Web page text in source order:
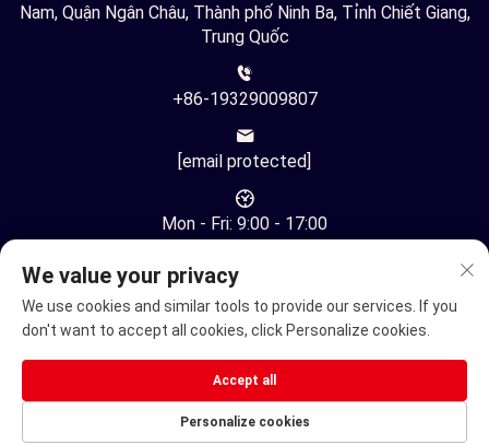
Nam, Quận Ngân Châu, Thành phố Ninh Ba, Tỉnh Chiết Giang,
Trung Quốc
+86-19329009807
[email protected]
Mon - Fri: 9:00 - 17:00
Bản quyền © Công ty TNHH Công nghệ Tự động Hóa Ninh Ba
Youhuan. Mọi quyền được bảo lưu. -
Xe lăn điện Xe Điện Di Động
We value your privacy
We use cookies and similar tools to provide our services. If you
don't want to accept all cookies, click Personalize cookies.
Personalize cookies
Accept all